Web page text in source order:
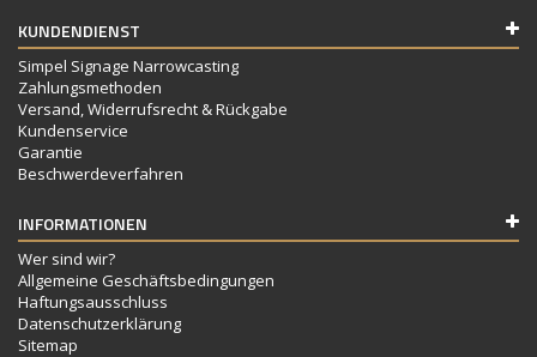
KUNDENDIENST
Simpel Signage Narrowcasting
Zahlungsmethoden
Versand, Widerrufsrecht & Rückgabe
Kundenservice
Garantie
Beschwerdeverfahren
INFORMATIONEN
Wer sind wir?
Allgemeine Geschäftsbedingungen
Haftungsausschluss
Datenschutzerklärung
Sitemap